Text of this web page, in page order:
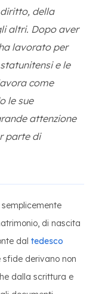
della
altri. Dopo aver
lavorato per
e le
come
le sue
attenzione
parte di
di nascita
dal tedesco
sfide derivano non
dalla scrittura e